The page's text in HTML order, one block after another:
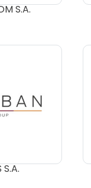
S.A.
S.A.